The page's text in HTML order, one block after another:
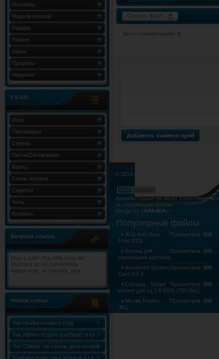
Логотипы
Модели игроков
Радары
Разное
Звуки
Прицелы
Waypoint
CS GO
Игра
Программы
Сервер
Патчи/Обновления
Карты
Скины игроков
Скрипты
Читы
Конфиги
Витрина ссылок
Наш 1 сайт: //cs-hlds.ucoz.net
Группа в вк: vk.com/ark4da
Админ в вк: vk.com/ark_alex
Новые статьи
Настройка конфига (cfg)
Как убрать отдачу (разброс) в cs
1.6
Чит Chlenix, на самом деле конфиг
Chlenix.cfg, для knife!
Скачать файл
Всего комментариев : 0
© 2014-2015. Все права не нарушены.
Администрация не несёт
за содержащие файлы.
Design by «ARK4DA»
Популярные файлы
Просмотров: 504
AVG Anti-Virus
Free 2015
Просмотров: 505
Кнопка для
скачивания картинка
Просмотров: 506
Advanced System
Care 8.0.3
Просмотров: 506
Скачать - Steam
клиент для cs 1.6 2015 (704.6Kb)
Просмотров: 506
Mozilla Firefox
36.0